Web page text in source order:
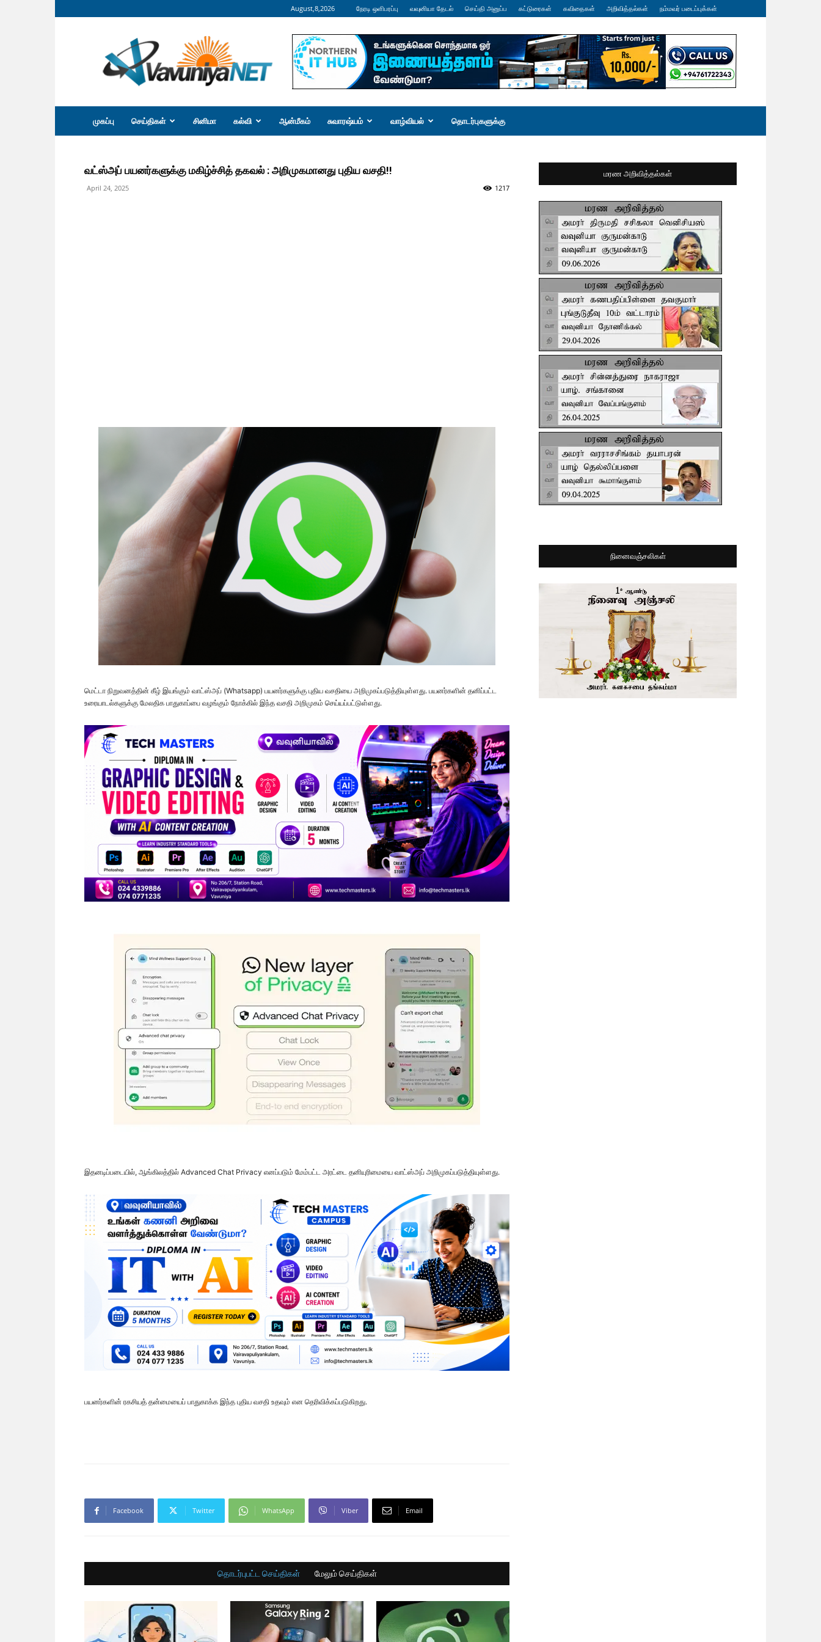
August,8,2026 நேரடி ஒளிபரப்பு வவுனியா தேடல் செய்தி அனுப்ப கட்டுரைகள் கவிதைகள் அறிவித்தல்கள் நம்மவர் படைப்புக்கள்
வவுனியா
நெற்
முகப்பு செய்திகள் சினிமா கல்வி ஆன்மீகம் சுவாரஷ்யம் வாழ்வியல் தொடர்புகளுக்கு
வட்ஸ்அப் பயனர்களுக்கு மகிழ்ச்சித் தகவல் : அறிமுகமானது புதிய வசதி!!
April 24, 2025 1217
மெட்டா நிறுவனத்தின் கீழ் இயங்கும் வாட்ஸ்அப் (Whatsapp) பயனர்களுக்கு புதிய வசதியை அறிமுகப்படுத்தியுள்ளது. பயனர்களின் தனிப்பட்ட
உரையாடல்களுக்கு மேலதிக பாதுகாப்பை வழங்கும் நோக்கில் இந்த வசதி அறிமுகம் செய்யப்பட்டுள்ளது.
இதனடிப்படையில், ஆங்கிலத்தில் Advanced Chat Privacy எனப்படும் மேம்பட்ட அரட்டை தனியுரிமையை வாட்ஸ்அப் அறிமுகப்படுத்தியுள்ளது.
பயனர்களின் ரகசியத் தன்மையைப் பாதுகாக்க இந்த புதிய வசதி உதவும் என தெரிவிக்கப்படுகிறது.
Facebook Twitter WhatsApp Viber Email
தொடர்புபட்ட செய்திகள் மேலும் செய்திகள்
மரண அறிவித்தல்கள்
நினைவஞ்சலிகள்